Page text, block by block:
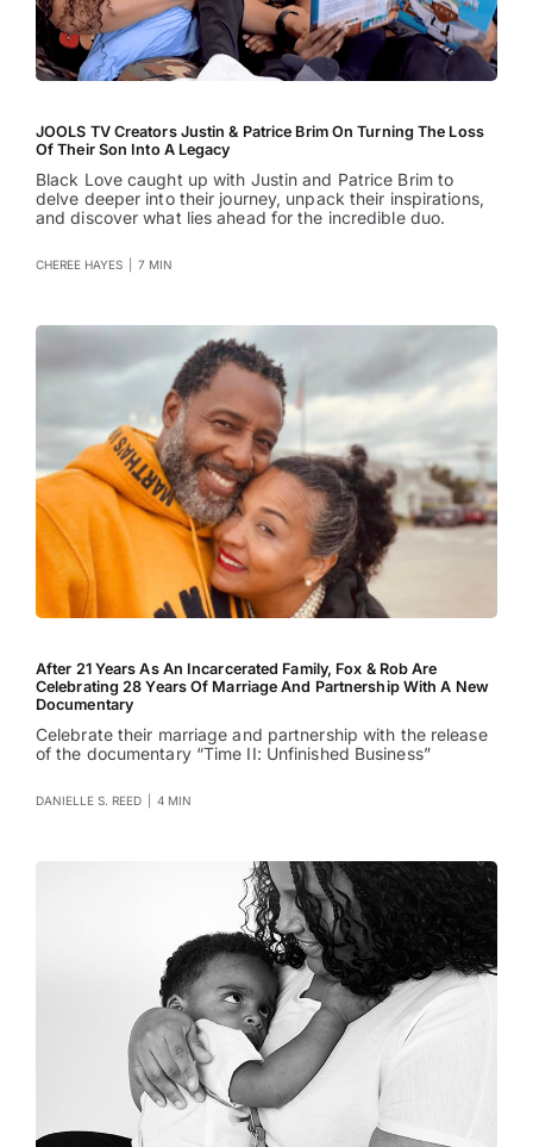
JOOLS TV Creators Justin & Patrice Brim On Turning The Loss
Of Their Son Into A Legacy
Black Love caught up with Justin and Patrice Brim to
delve deeper into their journey, unpack their inspirations,
and discover what lies ahead for the incredible duo.
CHEREE HAYES 7 MIN
After 21 Years As An Incarcerated Family, Fox & Rob Are
Celebrating 28 Years Of Marriage And Partnership With A New
Documentary
Celebrate their marriage and partnership with the release
of the documentary “Time II: Unfinished Business”
DANIELLE S. REED 4 MIN